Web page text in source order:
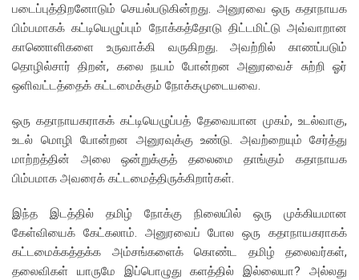
படைப்புத்திறனோடும் செயல்படுகின்றது. அனுரவை ஒரு கதாநாயக
பிம்பமாகக் கட்டியெழுப்பும் நோக்கத்தோடு திட்டமிட்டு அவ்வாறான
காணொளிகளை உருவாக்கி வருகிறது. அவற்றில் காணப்படும்
தொழில்சார் திறன், கலை நயம் போன்றன அனுரவைச் சுற்றி ஓர்
ஒளிவட்டத்தைக் கட்டமைக்கும் நோக்கமுடையவை.
ஒரு கதாநாயகராகக் கட்டியெழுப்பத் தேவையான முகம், உடல்வாகு,
உடல் மொழி போன்றன அனுரவுக்கு உண்டு. அவற்றையும் சேர்த்து
மாற்றத்தின் அலை ஒன்றுக்குத் தலைமை தாங்கும் கதாநாயக
பிம்பமாக அவரைக் கட்டமைத்திருக்கிறார்கள்.
இந்த இடத்தில் தமிழ் நோக்கு நிலையில் ஒரு முக்கியமான
கேள்வியைக் கேட்கலாம். அனுரவைப் போல ஒரு கதாநாயகராகக்
கட்டமைக்கத்தக்க அம்சங்களைக் கொண்ட தமிழ் தலைவர்கள்,
தலைவிகள் யாருமே இப்பொழுது களத்தில் இல்லையா? அல்லது